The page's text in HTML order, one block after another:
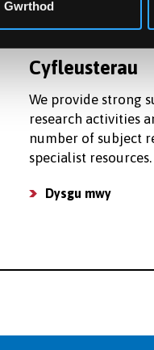
Gwrthod
Cyfleusterau
We provide strong
research activities
number of subject
specialist resources.
Dysgu mwy